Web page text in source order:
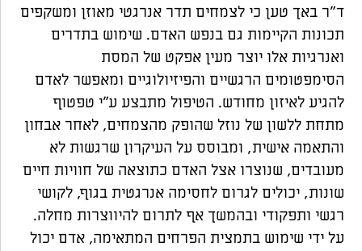
ד"ר באך טען כי לצמחים תדר אנרגטי מאוזן ומשקפים
תכונות הקיימות גם בנפש האדם. שימוש בתדרים
ואנרגיות אלו יוצר מעין אפקט של המסת
הסימפטומים הרגשיים והפיזיולוגיים ומאפשר לאדם
להגיע לאיזון מחודש. הטיפול מתבצע ע"י טפטוף
מתחת ללשון של נוזל שהופק מהצמחים, לאחר אבחון
והתאמה אישית, ומבוסס על העיקרון שרגשות לא
מעובדים, שנוצרו אצל האדם כתוצאה של חוויות חיים
שונות, יכולים לגרום לחסימה אנרגטית בגוף, לקושי
רגשי ותפקודי ובהמשך אף לתרום להיווצרות מחלה.
על ידי שימוש בתמצית הפרחים המתאימה, אדם יכול